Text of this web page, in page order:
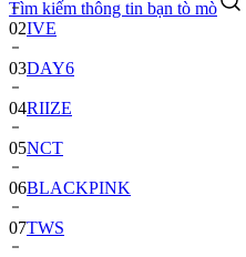
Tìm kiếm thông tin bạn tò mò
02IVE
03DAY6
04RIIZE
05NCT
06BLACKPINK
07TWS